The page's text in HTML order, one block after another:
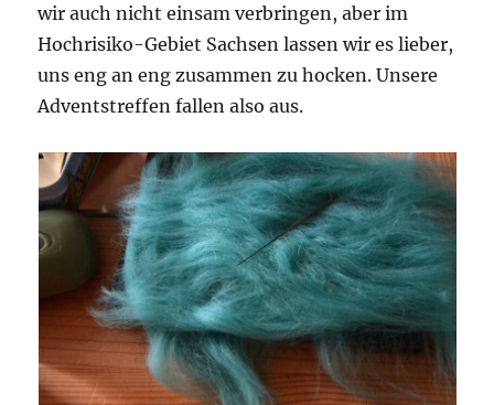
wir auch nicht einsam verbringen, aber im
Hochrisiko-Gebiet Sachsen lassen wir es lieber,
uns eng an eng zusammen zu hocken. Unsere
Adventstreffen fallen also aus.